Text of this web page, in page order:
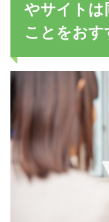
やサイトは
ことをおす